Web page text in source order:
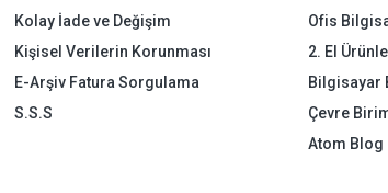
Kolay İade ve Değişim
Kişisel Verilerin Korunması
E-Arşiv Fatura Sorgulama
S.S.S
Ofis
2. El
Bilgisayar
Çevre
Atom Blog